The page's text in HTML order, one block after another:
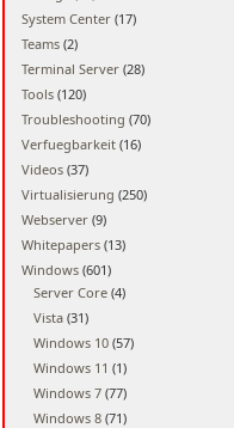
System Center (17)
Teams (2)
Terminal Server (28)
Tools (120)
Troubleshooting (70)
Verfuegbarkeit (16)
Videos (37)
Virtualisierung (250)
Webserver (9)
Whitepapers (13)
Windows (601)
Server Core (4)
Vista (31)
Windows 10 (57)
Windows 11 (1)
Windows 7 (77)
Windows 8 (71)